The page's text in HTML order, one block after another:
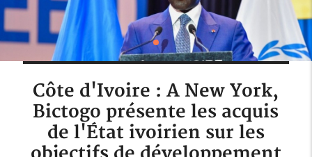
Côte d'Ivoire : A New York,
Bictogo présente les acquis
de l'État ivoirien sur les